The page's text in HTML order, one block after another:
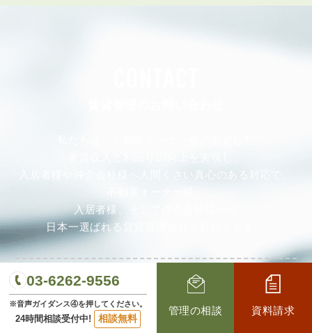
入居者様や仲介会社様へ人間くさい真心のある対応で、
入居者様、そして仲介会社様から
日本一選ばれる賃貸管理会社を目指します。
TEL：03-6262-9556
※音声ガイダンス④を押してください。
03-6262-9556
※音声ガイダンス④を押してください。
24時間相談受付中! 相談無料
管理の相談 資料請求